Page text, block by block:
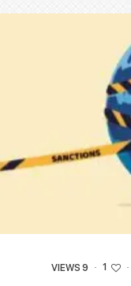
·
1
·
9 VIEWS